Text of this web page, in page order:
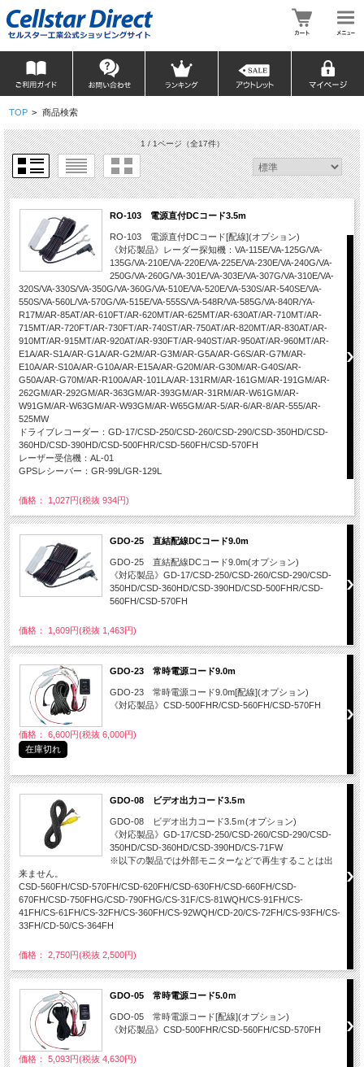
TOP > 商品検索
1 / 1ページ（全17件）
RO-103 電源直付DCコード3.5m
RO-103 電源直付DCコード[配線](オプション)
《対応製品》レーダー探知機：VA-115E/VA-125G/VA-
135G/VA-210E/VA-220E/VA-225E/VA-230E/VA-240G/VA-
250G/VA-260G/VA-301E/VA-303E/VA-307G/VA-310E/VA-
320S/VA-330S/VA-350G/VA-360G/VA-510E/VA-520E/VA-530S/AR-540SE/VA-
550S/VA-560L/VA-570G/VA-515E/VA-555S/VA-548R/VA-585G/VA-840R/YA-
R17M/AR-85AT/AR-610FT/AR-620MT/AR-625MT/AR-630AT/AR-710MT/AR-
715MT/AR-720FT/AR-730FT/AR-740ST/AR-750AT/AR-820MT/AR-830AT/AR-
910MT/AR-915MT/AR-920AT/AR-930FT/AR-940ST/AR-950AT/AR-960MT/AR-
E1A/AR-S1A/AR-G1A/AR-G2M/AR-G3M/AR-G5A/AR-G6S/AR-G7M/AR-
E10A/AR-S10A/AR-G10A/AR-E15A/AR-G20M/AR-G30M/AR-G40S/AR-
G50A/AR-G70M/AR-R100A/AR-101LA/AR-131RM/AR-161GM/AR-191GM/AR-
262GM/AR-292GM/AR-363GM/AR-393GM/AR-31RM/AR-W61GM/AR-
W91GM/AR-W63GM/AR-W93GM/AR-W65GM/AR-5/AR-6/AR-8/AR-555/AR-
525MW
ドライブレコーダー：GD-17/CSD-250/CSD-260/CSD-290/CSD-350HD/CSD-
360HD/CSD-390HD/CSD-500FHR/CSD-560FH/CSD-570FH
レーザー受信機：AL-01
GPSレシーバー：GR-99L/GR-129L
価格： 1,027円(税抜 934円)
GDO-25 直結配線DCコード9.0m
GDO-25 直結配線DCコード9.0m(オプション)
《対応製品》GD-17/CSD-250/CSD-260/CSD-290/CSD-
350HD/CSD-360HD/CSD-390HD/CSD-500FHR/CSD-
560FH/CSD-570FH
価格： 1,609円(税抜 1,463円)
GDO-23 常時電源コード9.0m
GDO-23 常時電源コード9.0m[配線](オプション)
《対応製品》CSD-500FHR/CSD-560FH/CSD-570FH
価格： 6,600円(税抜 6,000円)
在庫切れ
GDO-08 ビデオ出力コード3.5ｍ
GDO-08 ビデオ出力コード3.5ｍ(オプション)
《対応製品》GD-17/CSD-250/CSD-260/CSD-290/CSD-
350HD/CSD-360HD/CSD-390HD/CS-71FW
※以下の製品では外部モニターなどで再生することは出
来ません。
CSD-560FH/CSD-570FH/CSD-620FH/CSD-630FH/CSD-660FH/CSD-
670FH/CSD-750FHG/CSD-790FHG/CS-31F/CS-81WQH/CS-91FH/CS-
41FH/CS-61FH/CS-32FH/CS-360FH/CS-92WQH/CD-20/CS-72FH/CS-93FH/CS-
33FH/CD-50/CS-364FH
価格： 2,750円(税抜 2,500円)
GDO-05 常時電源コード5.0ｍ
GDO-05 常時電源コード[配線](オプション)
《対応製品》CSD-500FHR/CSD-560FH/CSD-570FH
価格： 5,093円(税抜 4,630円)